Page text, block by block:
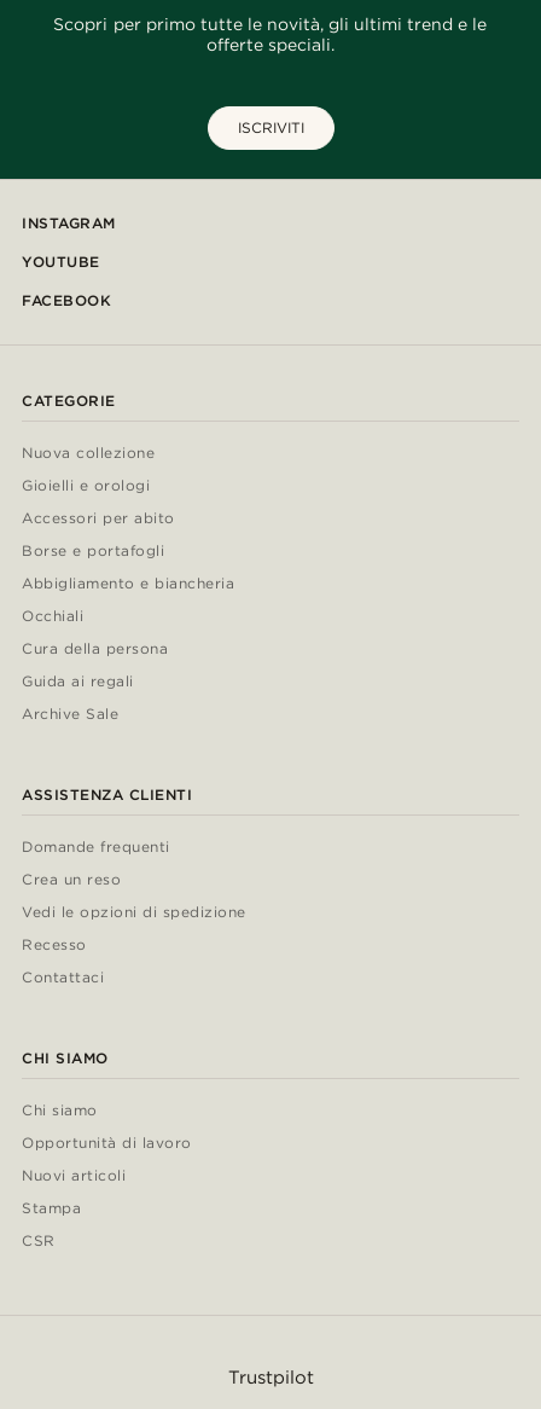
Scopri per primo tutte le novità, gli ultimi trend e le
offerte speciali.
ISCRIVITI
INSTAGRAM
YOUTUBE
FACEBOOK
CATEGORIE
Nuova collezione
Gioielli e orologi
Accessori per abito
Borse e portafogli
Abbigliamento e biancheria
Occhiali
Cura della persona
Guida ai regali
Archive Sale
ASSISTENZA CLIENTI
Domande frequenti
Crea un reso
Vedi le opzioni di spedizione
Recesso
Contattaci
CHI SIAMO
Chi siamo
Opportunità di lavoro
Nuovi articoli
Stampa
CSR
Trustpilot